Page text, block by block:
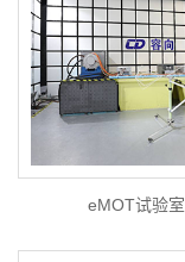
eMOT试验室